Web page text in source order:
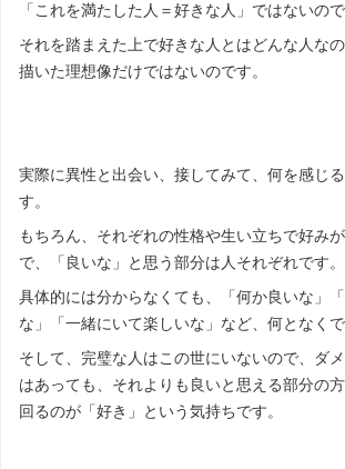
「これを満たした人＝好きな人」ではないので
それを踏まえた上で好きな人とはどんな人な
描いた理想像だけではないのです。
実際に異性と出会い、接してみて、何を感じ
す。
もちろん、それぞれの性格や生い立ちで好み
で、「良いな」と思う部分は人それぞれです。
具体的には分からなくても、「何か良いな」
な」「一緒にいて楽しいな」など、何となくで
そして、完璧な人はこの世にいないので、ダ
はあっても、それよりも良いと思える部分の
回るのが「好き」という気持ちです。